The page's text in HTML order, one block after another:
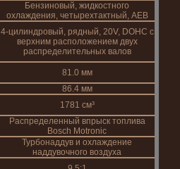
Бензиновый, жидкостного
охлаждения, четырехтактный, AEB
4-цилиндровый, рядный, 20V, DOHC с
верхним расположением двух
распределительных валов
81.0 мм
86.4 мм
1781 см³
Распределенный впрыск топлива
Bosch Motronic
Турбонаддув и охлаждение
наддувочного воздуха